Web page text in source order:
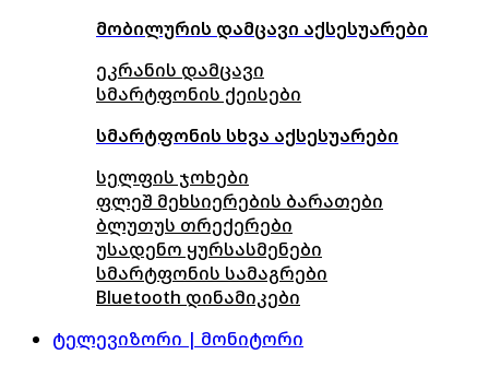
მობილურის დამცავი აქსესუარები
ეკრანის დამცავი
სმარტფონის ქეისები
სმარტფონის სხვა აქსესუარები
სელფის ჯოხები
ფლეშ მეხსიერების ბარათები
ბლუთუს თრექერები
უსადენო ყურსასმენები
სმარტფონის სამაგრები
Bluetooth დინამიკები
ტელევიზორი | მონიტორი